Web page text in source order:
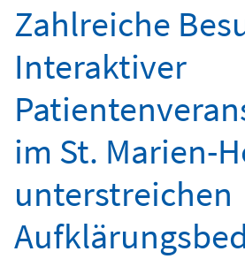
Zahlreiche
Interaktiver
im St. Marien-
unterstreichen